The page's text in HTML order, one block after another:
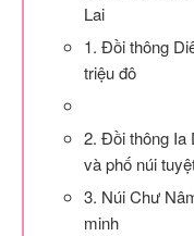
Lai
1. Đồi thông
triệu đô
2. Đồi thông Ia
và phố núi
3. Núi Chư
minh